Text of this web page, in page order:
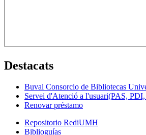
Destacats
Buval Consorcio de Bibliotecas
Servei d'Atenció a l'usuari(PAS,
Renovar préstamo
Repositorio RediUMH
Biblioguías